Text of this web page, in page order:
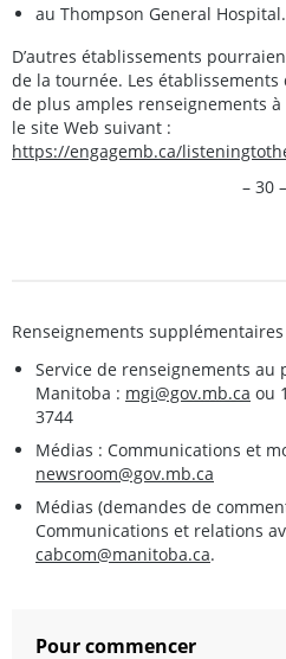
au Thompson General Hospital.
D’autres établissements
de la tournée. Les
de plus amples renseignements
le site Web suivant :
https://engagemb.ca/
– 30 –
Renseignements supplémentaires
Service de renseignements
Manitoba : mgi@gov.mb.ca ou
3744
Médias : Communications et
newsroom@gov.mb.ca
Médias (demandes de
Communications et relations
cabcom@manitoba.ca.
Pour commencer